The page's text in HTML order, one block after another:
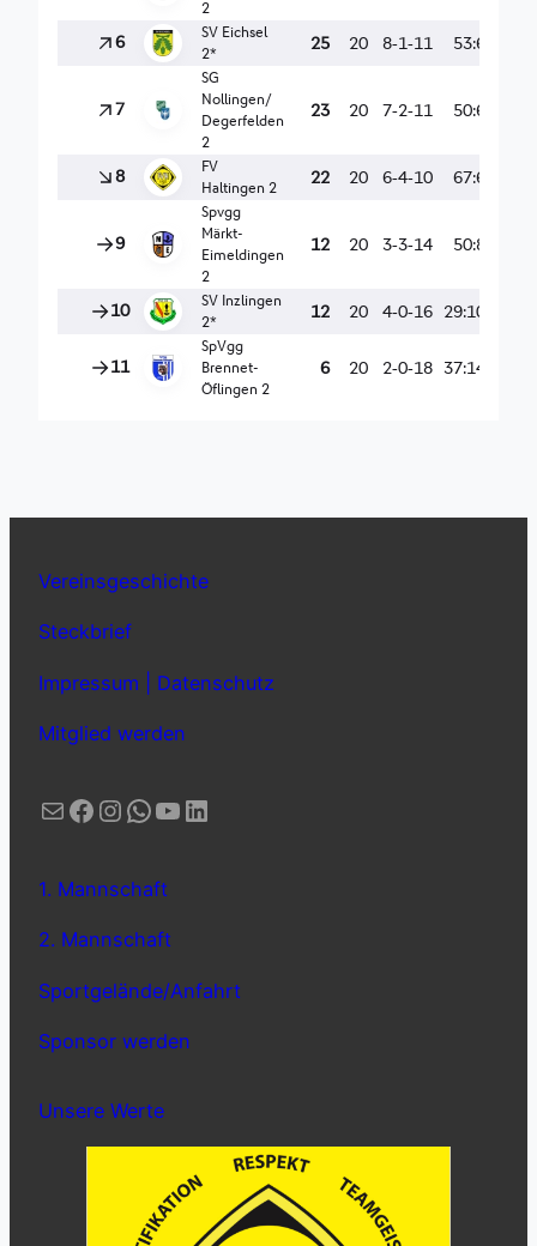
Vereinsgeschichte
Steckbrief
Impressum | Datenschutz
Mitglied werden
E-Mail Facebook Instagram WhatsApp YouTube LinkedIn
1. Mannschaft
2. Mannschaft
Sportgelände/Anfahrt
Sponsor werden
Unsere Werte